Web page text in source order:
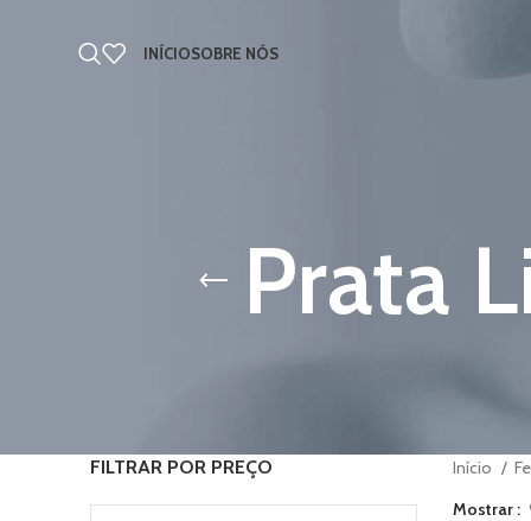
INÍCIOSOBRE NÓS
Prata
FILTRAR POR PREÇO Início
Mostrar